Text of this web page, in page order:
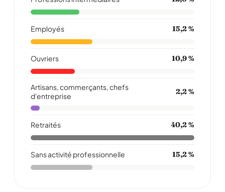
Employés 15,2 %
Ouvriers 10,9 %
Artisans, commerçants, chefs
d'entreprise
2,2 %
Retraités 40,2 %
Sans activité professionnelle 15,2 %